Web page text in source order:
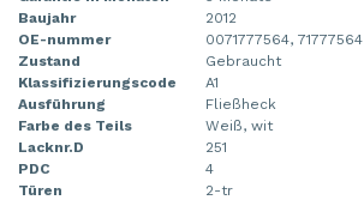
Baujahr
2012
OE-nummer
0071777564, 71777564
Zustand
Gebraucht
Klassifizierungscode
A1
Ausführung
Fließheck
Farbe des Teils
Weiß, wit
Lacknr.D
251
PDC
4
Türen
2-tr